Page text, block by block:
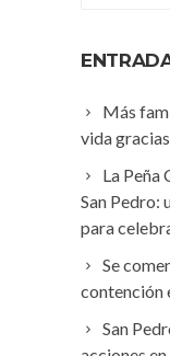
Más
vida
La Peña
San Pedro:
para
Se
contención
San